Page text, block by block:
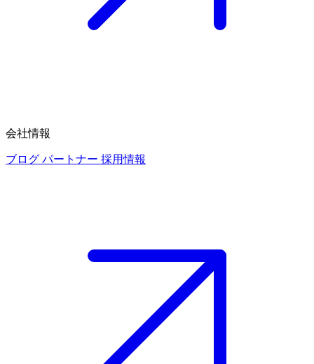
会社情報
ブログ パートナー 採用情報